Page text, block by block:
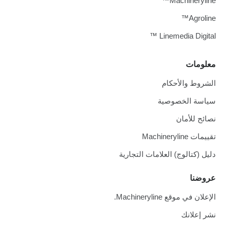
معلومات
الشروط والأحكام
سياسة الخصوصية
نصائح للأمان
تقييمات Machineryline
دليل (كتالوج) العلامات التجارية
عروضنا
الإعلان في موقع Machineryline.
نشر إعلانك
Agroline™
Linemedia Digital ™